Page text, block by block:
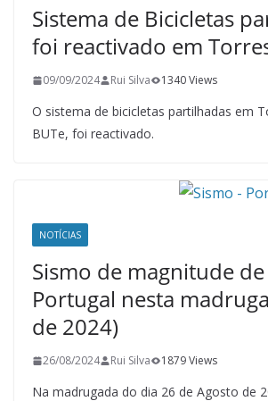
Sistema de Bicicletas
foi reactivado em
09/09/2024 Rui Silva 1340 Views
O sistema de bicicletas partilhadas em
BUTe, foi reactivado.
NOTÍCIAS
Sismo de magnitude
Portugal nesta
de 2024)
26/08/2024 Rui Silva 1879 Views
Na madrugada do dia 26 de Agosto de